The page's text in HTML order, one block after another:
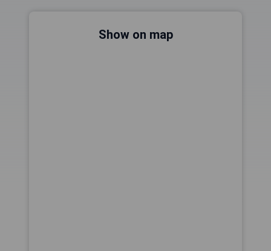
Show on map